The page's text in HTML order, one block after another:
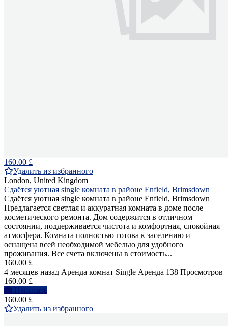
160.00 £
Удалить из избранного
London, United Kingdom
Сдаётся уютная single комната в районе Enfield, Brimsdown
Сдаётся уютная single комната в районе Enfield, Brimsdown
Предлагается светлая и аккуратная комната в доме после
косметического ремонта. Дом содержится в отличном
состоянии, поддерживается чистота и комфортная, спокойная
атмосфера. Комната полностью готова к заселению и
оснащена всей необходимой мебелью для удобного
проживания. Все счета включены в стоимость...
160.00 £
4 месяцев назад Аренда комнат Single Аренда 138 Просмотров
160.00 £
Написать
160.00 £
Удалить из избранного